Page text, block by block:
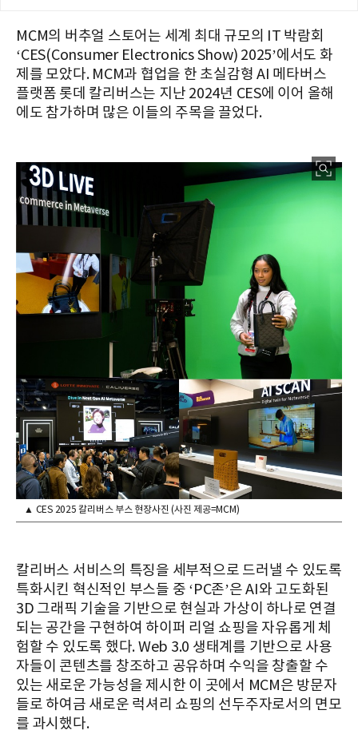
MCM의 버추얼 스토어는 세계 최대 규모의 IT 박람회
‘CES(Consumer Electronics Show) 2025’에서도 화
제를 모았다. MCM과 협업을 한 초실감형 AI 메타버스
플랫폼 롯데 칼리버스는 지난 2024년 CES에 이어 올해
에도 참가하며 많은 이들의 주목을 끌었다.
▲ CES 2025 칼리버스 부스 현장사진 (사진 제공=MCM)
칼리버스 서비스의 특징을 세부적으로 드러낼 수 있도록
특화시킨 혁신적인 부스들 중 ‘PC존’은 AI와 고도화된
3D 그래픽 기술을 기반으로 현실과 가상이 하나로 연결
되는 공간을 구현하여 하이퍼 리얼 쇼핑을 자유롭게 체
험할 수 있도록 했다. Web 3.0 생태계를 기반으로 사용
자들이 콘텐츠를 창조하고 공유하며 수익을 창출할 수
있는 새로운 가능성을 제시한 이 곳에서 MCM은 방문자
들로 하여금 새로운 럭셔리 쇼핑의 선두주자로서의 면모
를 과시했다.